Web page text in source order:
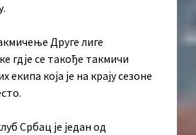
Друге лиге
гдје се такође такмичи
екипа која је на крају сезоне
Србац је један од